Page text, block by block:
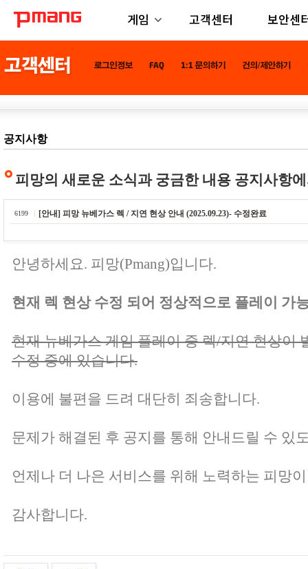
게임 고객센터 보안센
공지사항
피망의 새로운 소식과 궁금한 내용 공지사항
6199 [안내] 피망 뉴베가스 렉 / 지연 현상 안내 (2025.09.23)- 수정완료
안녕하세요. 피망(Pmang)입니다.
현재 렉 현상 수정 되어 정상적으로 플레이 가
현재 뉴베가스 게임 플레이 중 렉/지연 현상이
수정 중에 있습니다.
이용에 불편을 드려 대단히 죄송합니다.
문제가 해결된 후 공지를 통해 안내드릴 수 있
언제나 더 나은 서비스를 위해 노력하는 피망
감사합니다.